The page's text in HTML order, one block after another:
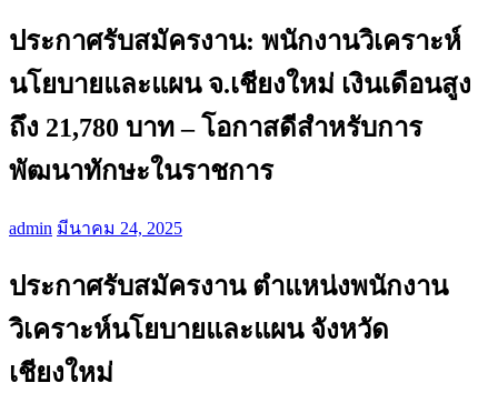
ประกาศรับสมัครงาน: พนักงานวิเคราะห์
นโยบายและแผน จ.เชียงใหม่ เงินเดือนสูง
ถึง 21,780 บาท – โอกาสดีสำหรับการ
พัฒนาทักษะในราชการ
admin มีนาคม 24, 2025
ประกาศรับสมัครงาน ตำแหน่งพนักงาน
วิเคราะห์นโยบายและแผน จังหวัด
เชียงใหม่